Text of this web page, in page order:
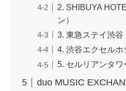
2. SHIBUYA
ン）
3. 東急ステイ渋谷
4. 渋谷エクセルホ
5. セルリアンタ
duo MUSIC